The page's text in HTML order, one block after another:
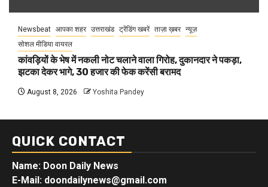
Newsbeat आपका शहर उत्तराखंड ट्रेंडिंग खबरें ताज़ा ख़बर न्यूज़
सोशल मीडिया वायरल
कांवड़ियों के भेष में नकली नोट चलाने वाला गिरोह, दुकानदार ने पकड़ा,
झटका देकर भागे, 30 हजार की फेक करेंसी बरामद
August 8, 2026 Yoshita Pandey
QUICK CONTACT
Name: Doon Daily News
E-Mail: doondailynews@gmail.com